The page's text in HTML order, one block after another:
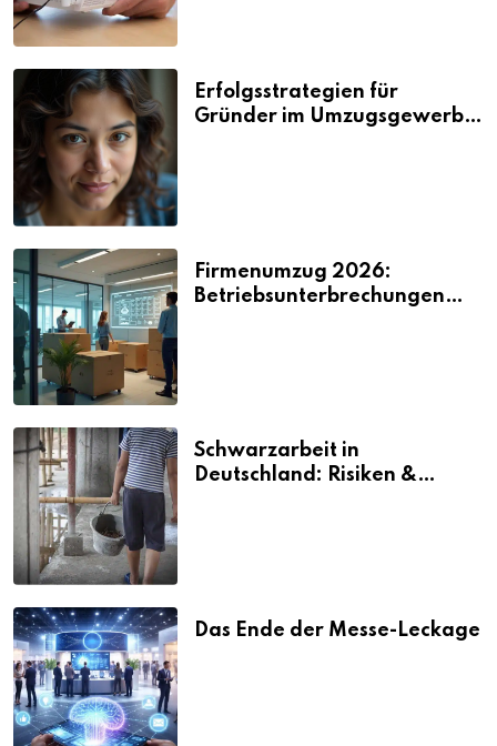
Erfolgsstrategien für
Gründer im Umzugsgewerbe
Firmenumzug 2026:
Betriebsunterbrechungen
Schwarzarbeit in
Deutschland: Risiken &
Das Ende der Messe-Leckage